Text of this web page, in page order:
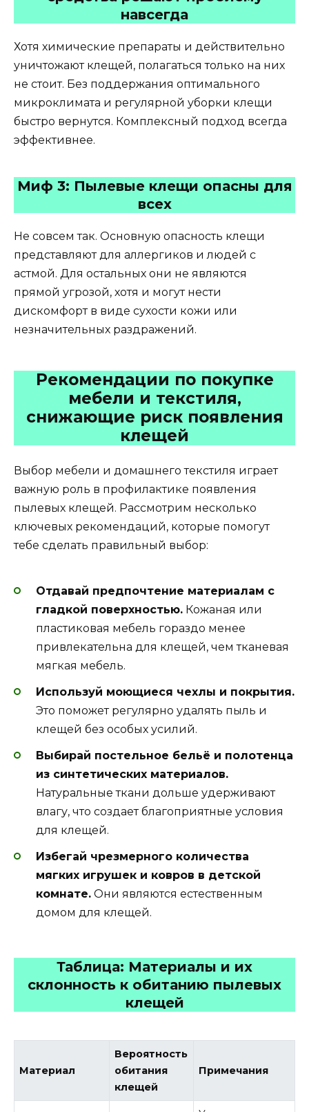
навсегда
Хотя химические препараты и действительно
уничтожают клещей, полагаться только на них
не стоит. Без поддержания оптимального
микроклимата и регулярной уборки клещи
быстро вернутся. Комплексный подход всегда
эффективнее.
Миф 3: Пылевые клещи опасны для
всех
Не совсем так. Основную опасность клещи
представляют для аллергиков и людей с
астмой. Для остальных они не являются
прямой угрозой, хотя и могут нести
дискомфорт в виде сухости кожи или
незначительных раздражений.
Рекомендации по покупке
мебели и текстиля,
снижающие риск появления
клещей
Выбор мебели и домашнего текстиля играет
важную роль в профилактике появления
пылевых клещей. Рассмотрим несколько
ключевых рекомендаций, которые помогут
тебе сделать правильный выбор:
Отдавай предпочтение материалам с
гладкой поверхностью. Кожаная или
пластиковая мебель гораздо менее
привлекательна для клещей, чем тканевая
мягкая мебель.
Используй моющиеся чехлы и покрытия.
Это поможет регулярно удалять пыль и
клещей без особых усилий.
Выбирай постельное бельё и полотенца
из синтетических материалов.
Натуральные ткани дольше удерживают
влагу, что создает благоприятные условия
для клещей.
Избегай чрезмерного количества
мягких игрушек и ковров в детской
комнате. Они являются естественным
домом для клещей.
Таблица: Материалы и их
склонность к обитанию пылевых
клещей
Материал
Вероятность
обитания
клещей
Примечания